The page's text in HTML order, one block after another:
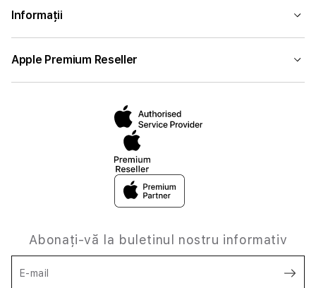
Informații
Apple Premium Reseller
Abonați-vă la buletinul nostru informativ
E-mail